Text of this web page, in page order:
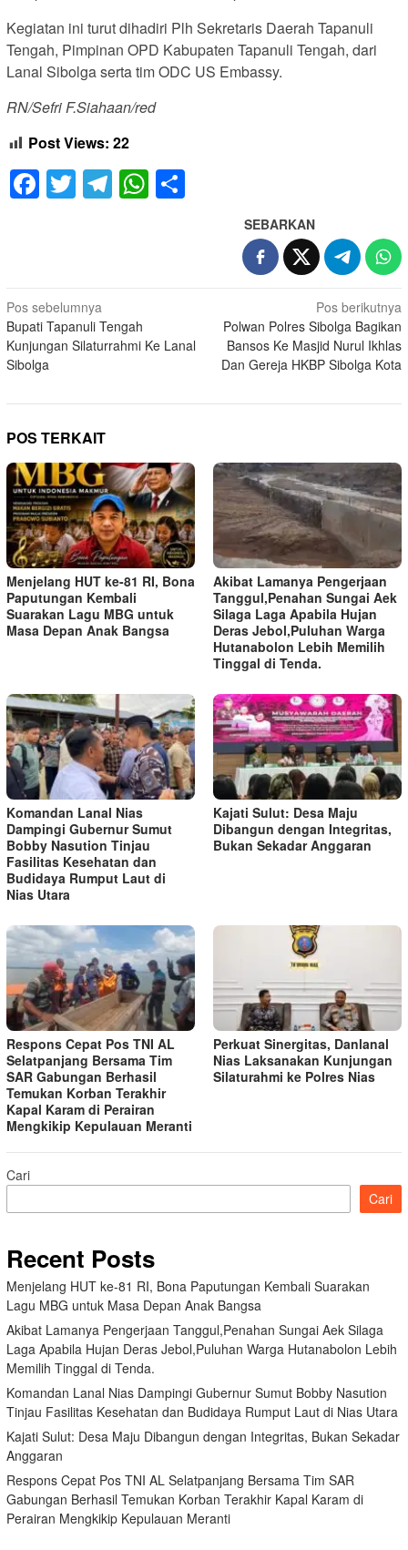
Kegiatan ini turut dihadiri Plh Sekretaris Daerah Tapanuli
Tengah, Pimpinan OPD Kabupaten Tapanuli Tengah, dari
Lanal Sibolga serta tim ODC US Embassy.
RN/Sefri F.Siahaan/red
Post Views: 22
Facebook
TwitterTelegram
WhatsApp
SEBARKAN
Navigasi
pos
Pos sebelumnya
Bupati Tapanuli Tengah
Kunjungan Silaturrahmi Ke Lanal
Sibolga
Pos berikutnya
Polwan Polres Sibolga Bagikan
Bansos Ke Masjid Nurul Ikhlas
Dan Gereja HKBP Sibolga Kota
POS TERKAIT
Menjelang HUT ke-81 RI, Bona
Paputungan Kembali
Suarakan Lagu MBG untuk
Masa Depan Anak Bangsa
Akibat Lamanya Pengerjaan
Tanggul,Penahan Sungai Aek
Silaga Laga Apabila Hujan
Deras Jebol,Puluhan Warga
Hutanabolon Lebih Memilih
Tinggal di Tenda.
Komandan Lanal Nias
Dampingi Gubernur Sumut
Bobby Nasution Tinjau
Fasilitas Kesehatan dan
Budidaya Rumput Laut di
Nias Utara
Kajati Sulut: Desa Maju
Dibangun dengan Integritas,
Bukan Sekadar Anggaran
Respons Cepat Pos TNI AL
Selatpanjang Bersama Tim
SAR Gabungan Berhasil
Temukan Korban Terakhir
Kapal Karam di Perairan
Mengkikip Kepulauan Meranti
Perkuat Sinergitas, Danlanal
Nias Laksanakan Kunjungan
Silaturahmi ke Polres Nias
Cari
Cari
Recent Posts
Menjelang HUT ke-81 RI, Bona Paputungan Kembali Suarakan
Lagu MBG untuk Masa Depan Anak Bangsa
Akibat Lamanya Pengerjaan Tanggul,Penahan Sungai Aek Silaga
Laga Apabila Hujan Deras Jebol,Puluhan Warga Hutanabolon Lebih
Memilih Tinggal di Tenda.
Komandan Lanal Nias Dampingi Gubernur Sumut Bobby Nasution
Tinjau Fasilitas Kesehatan dan Budidaya Rumput Laut di Nias Utara
Kajati Sulut: Desa Maju Dibangun dengan Integritas, Bukan Sekadar
Anggaran
Respons Cepat Pos TNI AL Selatpanjang Bersama Tim SAR
Gabungan Berhasil Temukan Korban Terakhir Kapal Karam di
Perairan Mengkikip Kepulauan Meranti